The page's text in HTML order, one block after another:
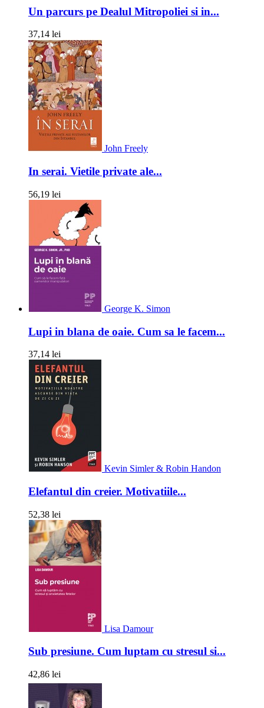
Un parcurs pe Dealul Mitropoliei si in...
37,14 lei
John Freely
In serai. Vietile private ale...
56,19 lei
George K. Simon
Lupi in blana de oaie. Cum sa le facem...
37,14 lei
Kevin Simler & Robin Handon
Elefantul din creier. Motivatiile...
52,38 lei
Lisa Damour
Sub presiune. Cum luptam cu stresul si...
42,86 lei